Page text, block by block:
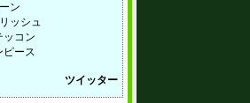
ン
ッシュ
コン
ピース
ツイッター